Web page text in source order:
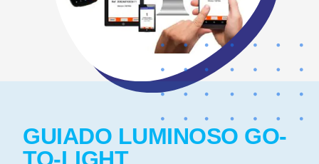
GUIADO LUMINOSO GO-